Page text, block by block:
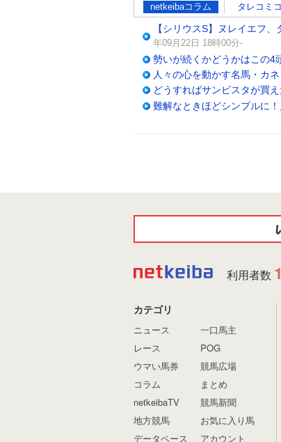
netkeibaコラム タレコミ
【シリウスS】ヌレイエフ
年09月22日 18時00分-
勢いが続くかどうかはこの4
人々の心を動かす名馬・カ
どうすればサンビスタが買
難解なときほどシンプルに
利用者数
カテゴリ
ニュース
レース
ウマい馬券
コラム
netkeibaTV
地方競馬
データベース
一口馬主
POG
競馬広場
まとめ
競馬新聞
お気に入り馬
アカウント